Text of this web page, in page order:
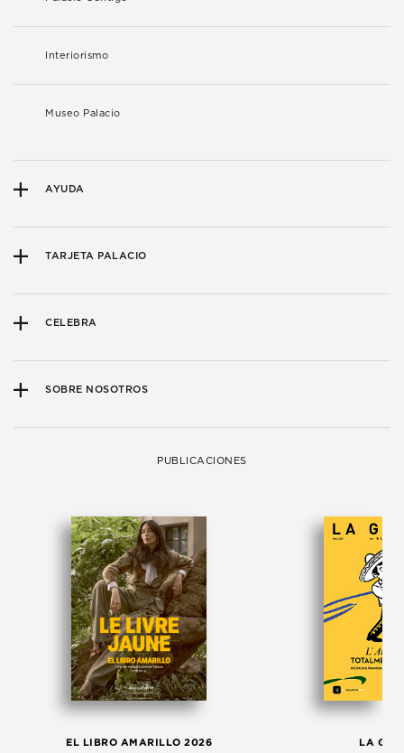
Interiorismo
Museo Palacio
AYUDA
TARJETA PALACIO
CELEBRA
SOBRE NOSOTROS
PUBLICACIONES
EL LIBRO AMARILLO 2026 LA